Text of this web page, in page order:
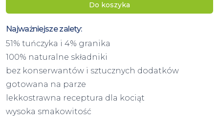
Do koszyka
Najważniejsze zalety:
51% tuńczyka i 4% granika
100% naturalne składniki
bez konserwantów i sztucznych dodatków
gotowana na parze
lekkostrawna receptura dla kociąt
wysoka smakowitość